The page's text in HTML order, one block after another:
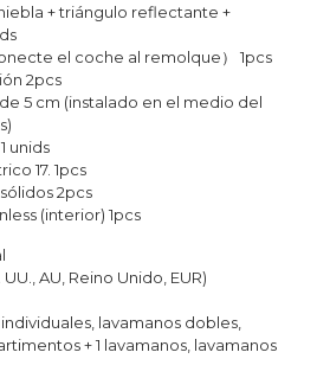
+ triángulo reflectante +
el coche al remolque） 1pcs
2pcs
5 cm (instalado en el medio del
unids
17. 1pcs
2pcs
(interior) 1pcs
UU., AU, Reino Unido, EUR)
lavamanos dobles,
+ 1 lavamanos, lavamanos